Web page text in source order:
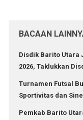
BACAAN
Disdik Barito Utara
2026, Taklukkan
Turnamen Futsal
Sportivitas dan
Pemkab Barito